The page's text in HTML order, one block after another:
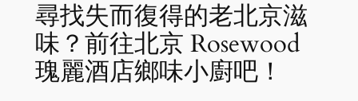
尋找失而復得的老北京滋
味？前往北京 Rosewood
瑰麗酒店鄉味小廚吧！